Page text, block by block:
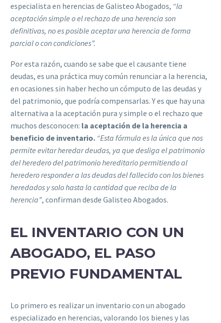
especialista en herencias de Galisteo Abogados, “la
aceptación simple o el rechazo de una herencia son
definitivas, no es posible aceptar una herencia de forma
parcial o con condiciones”.
Por esta razón, cuando se sabe que el causante tiene
deudas, es una práctica muy común renunciar a la herencia,
en ocasiones sin haber hecho un cómputo de las deudas y
del patrimonio, que podría compensarlas. Y es que hay una
alternativa a la aceptación pura y simple o el rechazo que
muchos desconocen: la aceptación de la herencia a
beneficio de inventario. “Esta fórmula es la única que nos
permite evitar heredar deudas, ya que desliga el patrimonio
del heredero del patrimonio hereditario permitiendo al
heredero responder a las deudas del fallecido con los bienes
heredados y solo hasta la cantidad que reciba de la
herencia”, confirman desde Galisteo Abogados.
EL INVENTARIO CON UN
ABOGADO, EL PASO
PREVIO FUNDAMENTAL
Lo primero es realizar un inventario con un abogado
especializado en herencias, valorando los bienes y las